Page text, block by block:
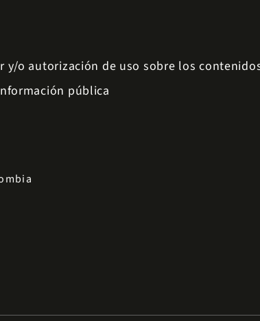
y/o autorización de uso sobre los
pública